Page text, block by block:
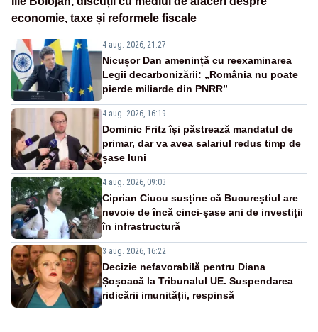
economie, taxe și reformele fiscale
4 aug. 2026, 21:27
Nicușor Dan amenință cu reexaminarea
Legii decarbonizării: „România nu poate
pierde miliarde din PNRR”
4 aug. 2026, 16:19
Dominic Fritz își păstrează mandatul de
primar, dar va avea salariul redus timp de
șase luni
4 aug. 2026, 09:03
Ciprian Ciucu susține că Bucureștiul are
nevoie de încă cinci-șase ani de investiții
în infrastructură
3 aug. 2026, 16:22
Decizie nefavorabilă pentru Diana
Șoșoacă la Tribunalul UE. Suspendarea
ridicării imunității, respinsă